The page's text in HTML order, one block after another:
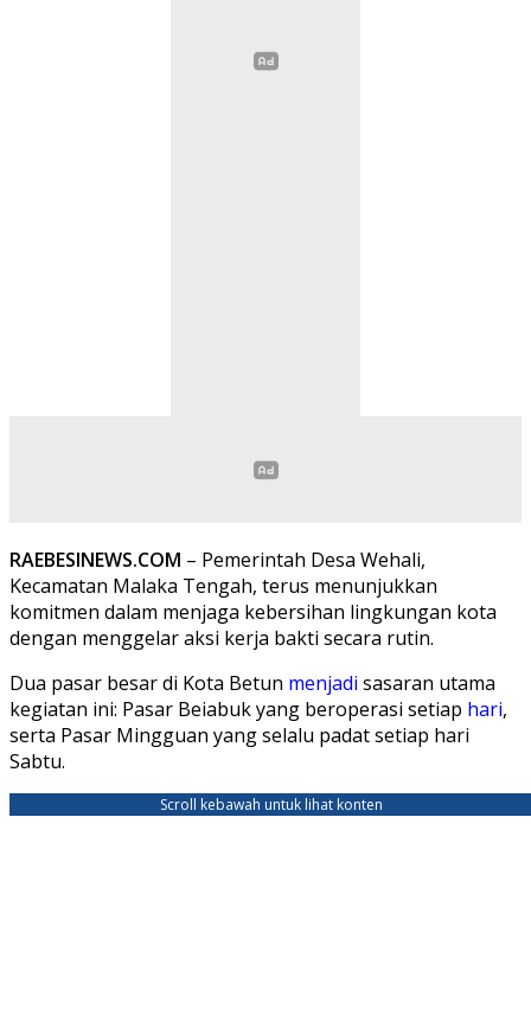
RAEBESINEWS.COM – Pemerintah Desa Wehali,
Kecamatan Malaka Tengah, terus menunjukkan
komitmen dalam menjaga kebersihan lingkungan kota
dengan menggelar aksi kerja bakti secara rutin.
Dua pasar besar di Kota Betun menjadi sasaran utama
kegiatan ini: Pasar Beiabuk yang beroperasi setiap hari,
serta Pasar Mingguan yang selalu padat setiap hari
Sabtu.
Scroll kebawah untuk lihat konten